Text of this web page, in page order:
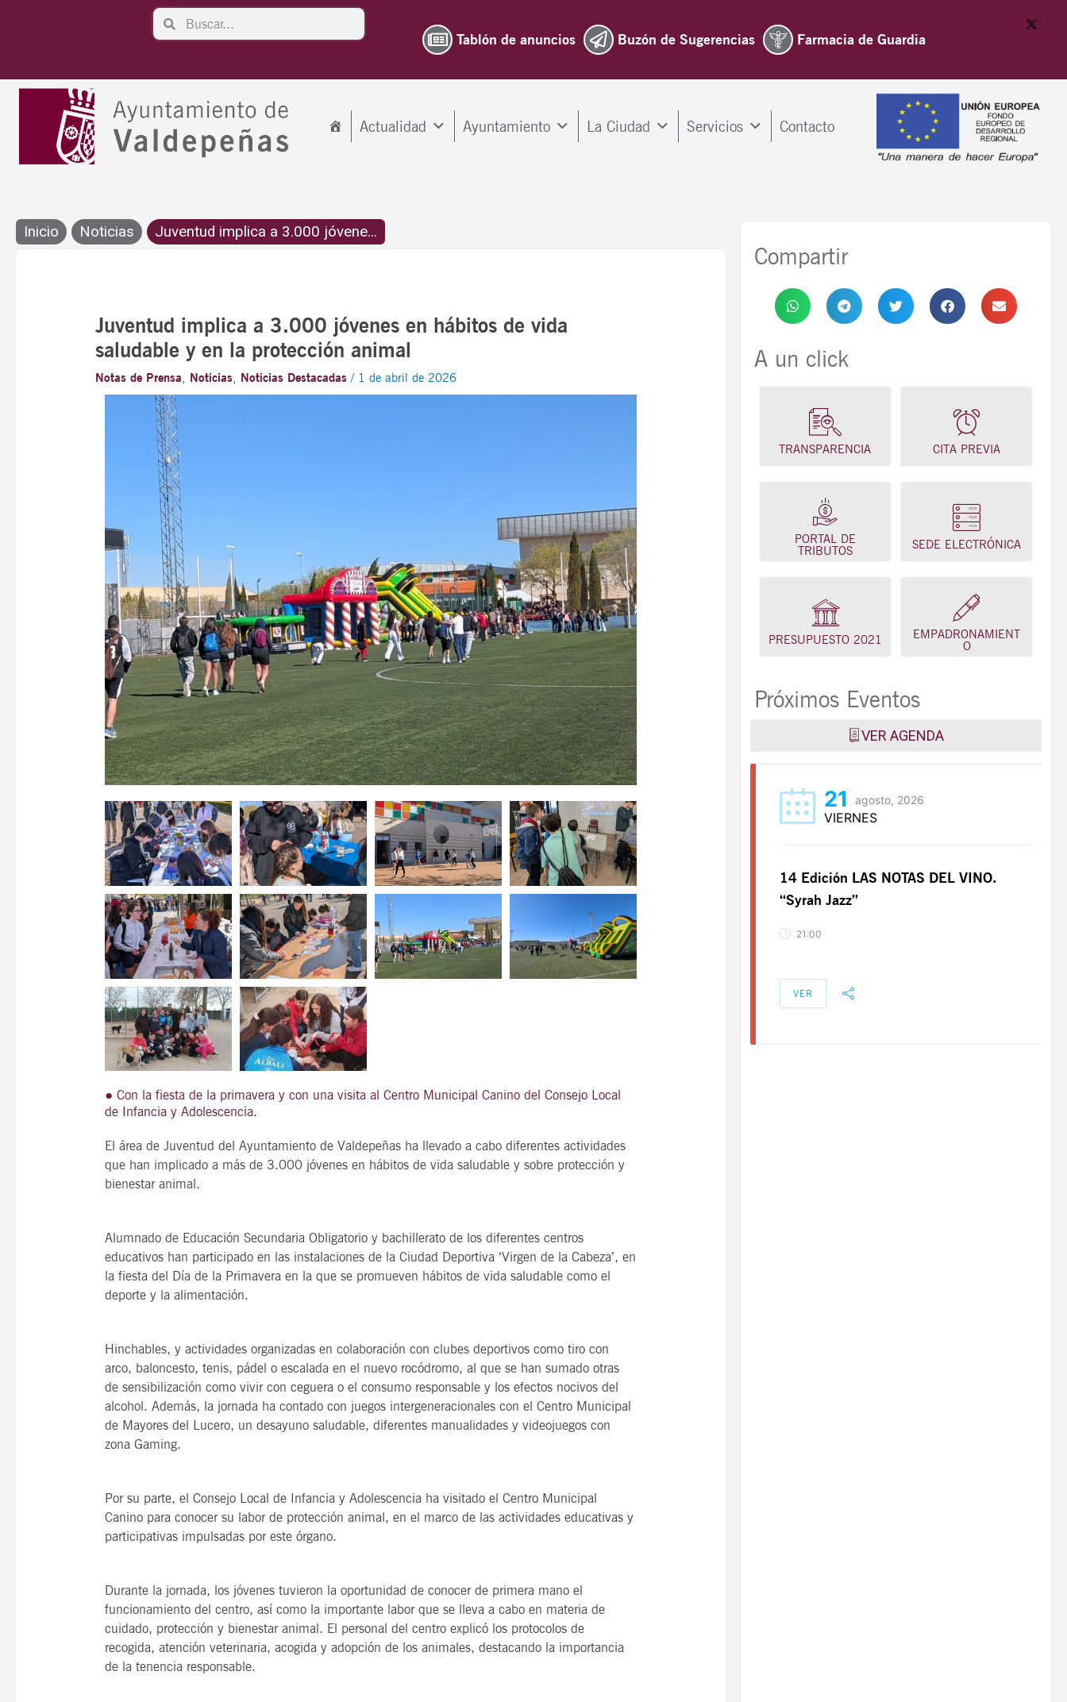
SearchSearch
Tablón de anuncios Buzón de Sugerencias Farmacia de Guardia
Actualidad Ayuntamiento La Ciudad Servicios Contacto
Inicio Noticias Juventud implica a 3.000 jóvene...
Juventud implica a 3.000 jóvenes en hábitos de vida
saludable y en la protección animal
Notas de Prensa, Noticias, Noticias Destacadas / 1 de abril de 2026
● Con la fiesta de la primavera y con una visita al Centro Municipal Canino del Consejo Local
de Infancia y Adolescencia.
El área de Juventud del Ayuntamiento de Valdepeñas ha llevado a cabo diferentes actividades
que han implicado a más de 3.000 jóvenes en hábitos de vida saludable y sobre protección y
bienestar animal.
Alumnado de Educación Secundaria Obligatorio y bachillerato de los diferentes centros
educativos han participado en las instalaciones de la Ciudad Deportiva ‘Virgen de la Cabeza’, en
la fiesta del Día de la Primavera en la que se promueven hábitos de vida saludable como el
deporte y la alimentación.
Hinchables, y actividades organizadas en colaboración con clubes deportivos como tiro con
arco, baloncesto, tenis, pádel o escalada en el nuevo rocódromo, al que se han sumado otras
de sensibilización como vivir con ceguera o el consumo responsable y los efectos nocivos del
alcohol. Además, la jornada ha contado con juegos intergeneracionales con el Centro Municipal
de Mayores del Lucero, un desayuno saludable, diferentes manualidades y videojuegos con
zona Gaming.
Por su parte, el Consejo Local de Infancia y Adolescencia ha visitado el Centro Municipal
Canino para conocer su labor de protección animal, en el marco de las actividades educativas y
participativas impulsadas por este órgano.
Durante la jornada, los jóvenes tuvieron la oportunidad de conocer de primera mano el
funcionamiento del centro, así como la importante labor que se lleva a cabo en materia de
cuidado, protección y bienestar animal. El personal del centro explicó los protocolos de
recogida, atención veterinaria, acogida y adopción de los animales, destacando la importancia
de la tenencia responsable.
Compartir
A un click
TRANSPARENCIA CITA PREVIA
PORTAL DE
TRIBUTOS
SEDE ELECTRÓNICA
PRESUPUESTO 2021
EMPADRONAMIENT
O
Próximos Eventos
VER AGENDA
21 agosto, 2026
VIERNES
14 Edición LAS NOTAS DEL VINO.
“Syrah Jazz”
21:00
VER
21 agosto, 2026
VIERNES
14 Edición LAS NOTAS DEL VINO.
“Syrah Jazz”
21:00
21 agosto, 2026
VIERNES
14 Edición LAS NOTAS DEL VINO.
“Syrah Jazz”
21:00
VER